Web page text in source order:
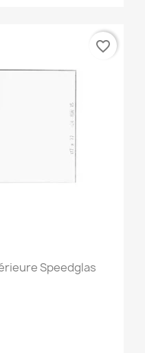
Speedglas
favorite_border